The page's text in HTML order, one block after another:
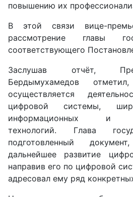
повышению их
В этой связи вице-
рассмотрение главы
соответствующего
Заслушав отчёт,
Бердымухамедов
осуществляется
цифровой системы,
информационных и
технологий. Глава
подготовленный
дальнейшее развитие
направив его по цифровой
адресовал ему ряд